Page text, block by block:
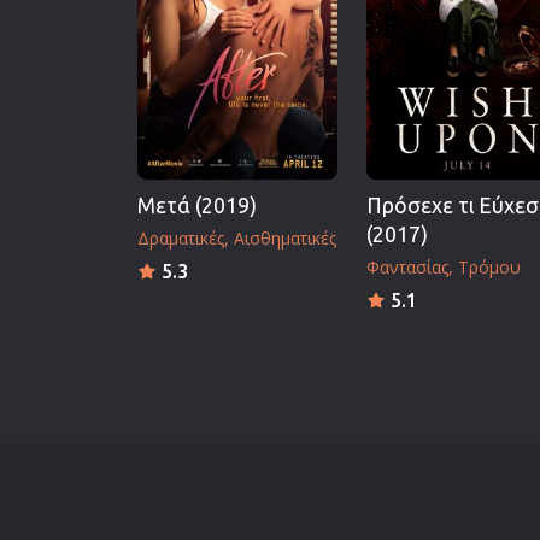
Μετά (2019)
Δραματικές Αισθηματικές
5.3
Πρόσεχε τι
(2017)
Φαντασίας Τρόμου
5.1